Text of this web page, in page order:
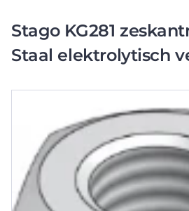
Stago KG281
Staal elektrolytisch